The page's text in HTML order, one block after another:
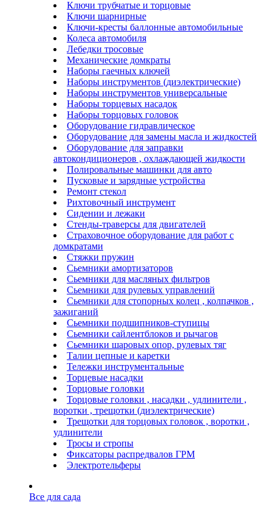
Ключи трубчатые и торцовые
Ключи шарнирные
Ключи-кресты баллонные автомобильные
Колеса автомобиля
Лебедки тросовые
Механические домкраты
Наборы гаечных ключей
Наборы инструментов (диэлектрические)
Наборы инструментов универсальные
Наборы торцевых насадок
Наборы торцовых головок
Оборудование гидравлическое
Оборудование для замены масла и жидкостей
Оборудование для заправки
автокондиционеров , охлаждающей жидкости
Полировальные машинки для авто
Пусковые и зарядные устройства
Ремонт стекол
Рихтовочный инструмент
Сидении и лежаки
Стенды-траверсы для двигателей
Страховочное оборудование для работ с
домкратами
Стяжки пружин
Сьемники амортизаторов
Сьемники для масляных фильтров
Сьемники для рулевых управлений
Сьемники для стопорных колец , колпачков ,
зажиганий
Сьемники подшипников-ступицы
Сьемники сайлентблоков и рычагов
Сьемники шаровых опор, рулевых тяг
Талии цепные и каретки
Тележки инструментальные
Торцевые насадки
Торцовые головки
Торцовые головки , насадки , удлинители ,
воротки , трещотки (диэлектрические)
Трещотки для торцовых головок , воротки ,
удлинители
Тросы и стропы
Фиксаторы распредвалов ГРМ
Электротельферы
Все для сада